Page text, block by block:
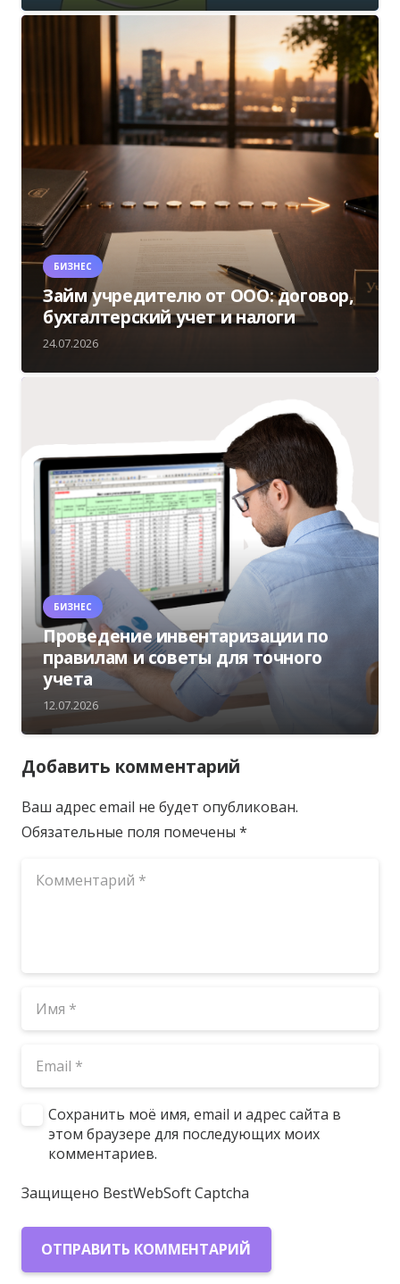
БИЗНЕС
Займ учредителю от ООО: договор,
бухгалтерский учет и налоги
24.07.2026
БИЗНЕС
Проведение инвентаризации по
правилам и советы для точного
учета
12.07.2026
Добавить комментарий
Ваш адрес email не будет опубликован.
Обязательные поля помечены *
Сохранить моё имя, email и адрес сайта в
этом браузере для последующих моих
комментариев.
Защищено BestWebSoft Captcha
ОТПРАВИТЬ КОММЕНТАРИЙ